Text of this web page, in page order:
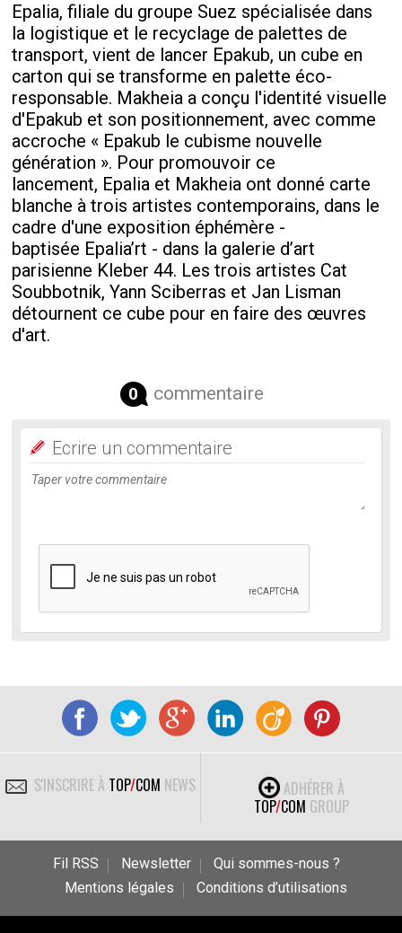
Epalia, filiale du groupe Suez spécialisée dans
la logistique et le recyclage de palettes de
transport, vient de lancer Epakub, un cube en
carton qui se transforme en palette éco-
responsable. Makheia a conçu l'identité visuelle
d'Epakub et son positionnement, avec comme
accroche « Epakub le cubisme nouvelle
génération ». Pour promouvoir ce
lancement, Epalia et Makheia ont donné carte
blanche à trois artistes contemporains, dans le
cadre d'une exposition éphémère -
baptisée Epalia’rt - dans la galerie d’art
parisienne Kleber 44. Les trois artistes Cat
Soubbotnik, Yann Sciberras et Jan Lisman
détournent ce cube pour en faire des œuvres
d'art.
0 commentaire
Ecrire un commentaire
S'INSCRIRE À TOP/COM NEWS
ADHÉRER À
TOP/COM GROUP
Fil RSS Newsletter
Qui sommes-nous ?
Mentions légales
Conditions d’utilisations